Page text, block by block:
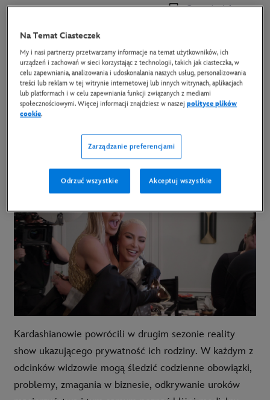
Copy Article
Od dziś w Disney+ dostępny jest finałowy odcinek
drugiego sezonu „The Kardashians”. Fani, którzy
jeszcze nie widzieli najnowszej odsłony produkcji o
życiu i codzienności najbardziej znanej
amerykańskiej rodziny, mogą zaplanować maraton,
bo na platformie w całości dostępne są dwa
Kardashianowie powrócili w drugim sezonie reality
show ukazującego prywatność ich rodziny. W każdym z
odcinków widzowie mogą śledzić codzienne obowiązki,
problemy, zmagania w biznesie, odkrywanie uroków
Na Temat Ciasteczek
My i nasi partnerzy przetwarzamy informacje na temat użytkowników, ich
urządzeń i zachowań w sieci korzystając z technologii, takich jak ciasteczka, w
celu zapewniania, analizowania i udoskonalania naszych usług, personalizowania
treści lub reklam w tej witrynie internetowej lub innych witrynach, aplikacjach
lub platformach i w celu zapewniania funkcji związanych z mediami
społecznościowymi. Więcej informacji znajdziesz w naszejpolityce plików
cookie.
Zarządzanie preferencjami
Odrzuć wszystkie Akceptuj wszystkie